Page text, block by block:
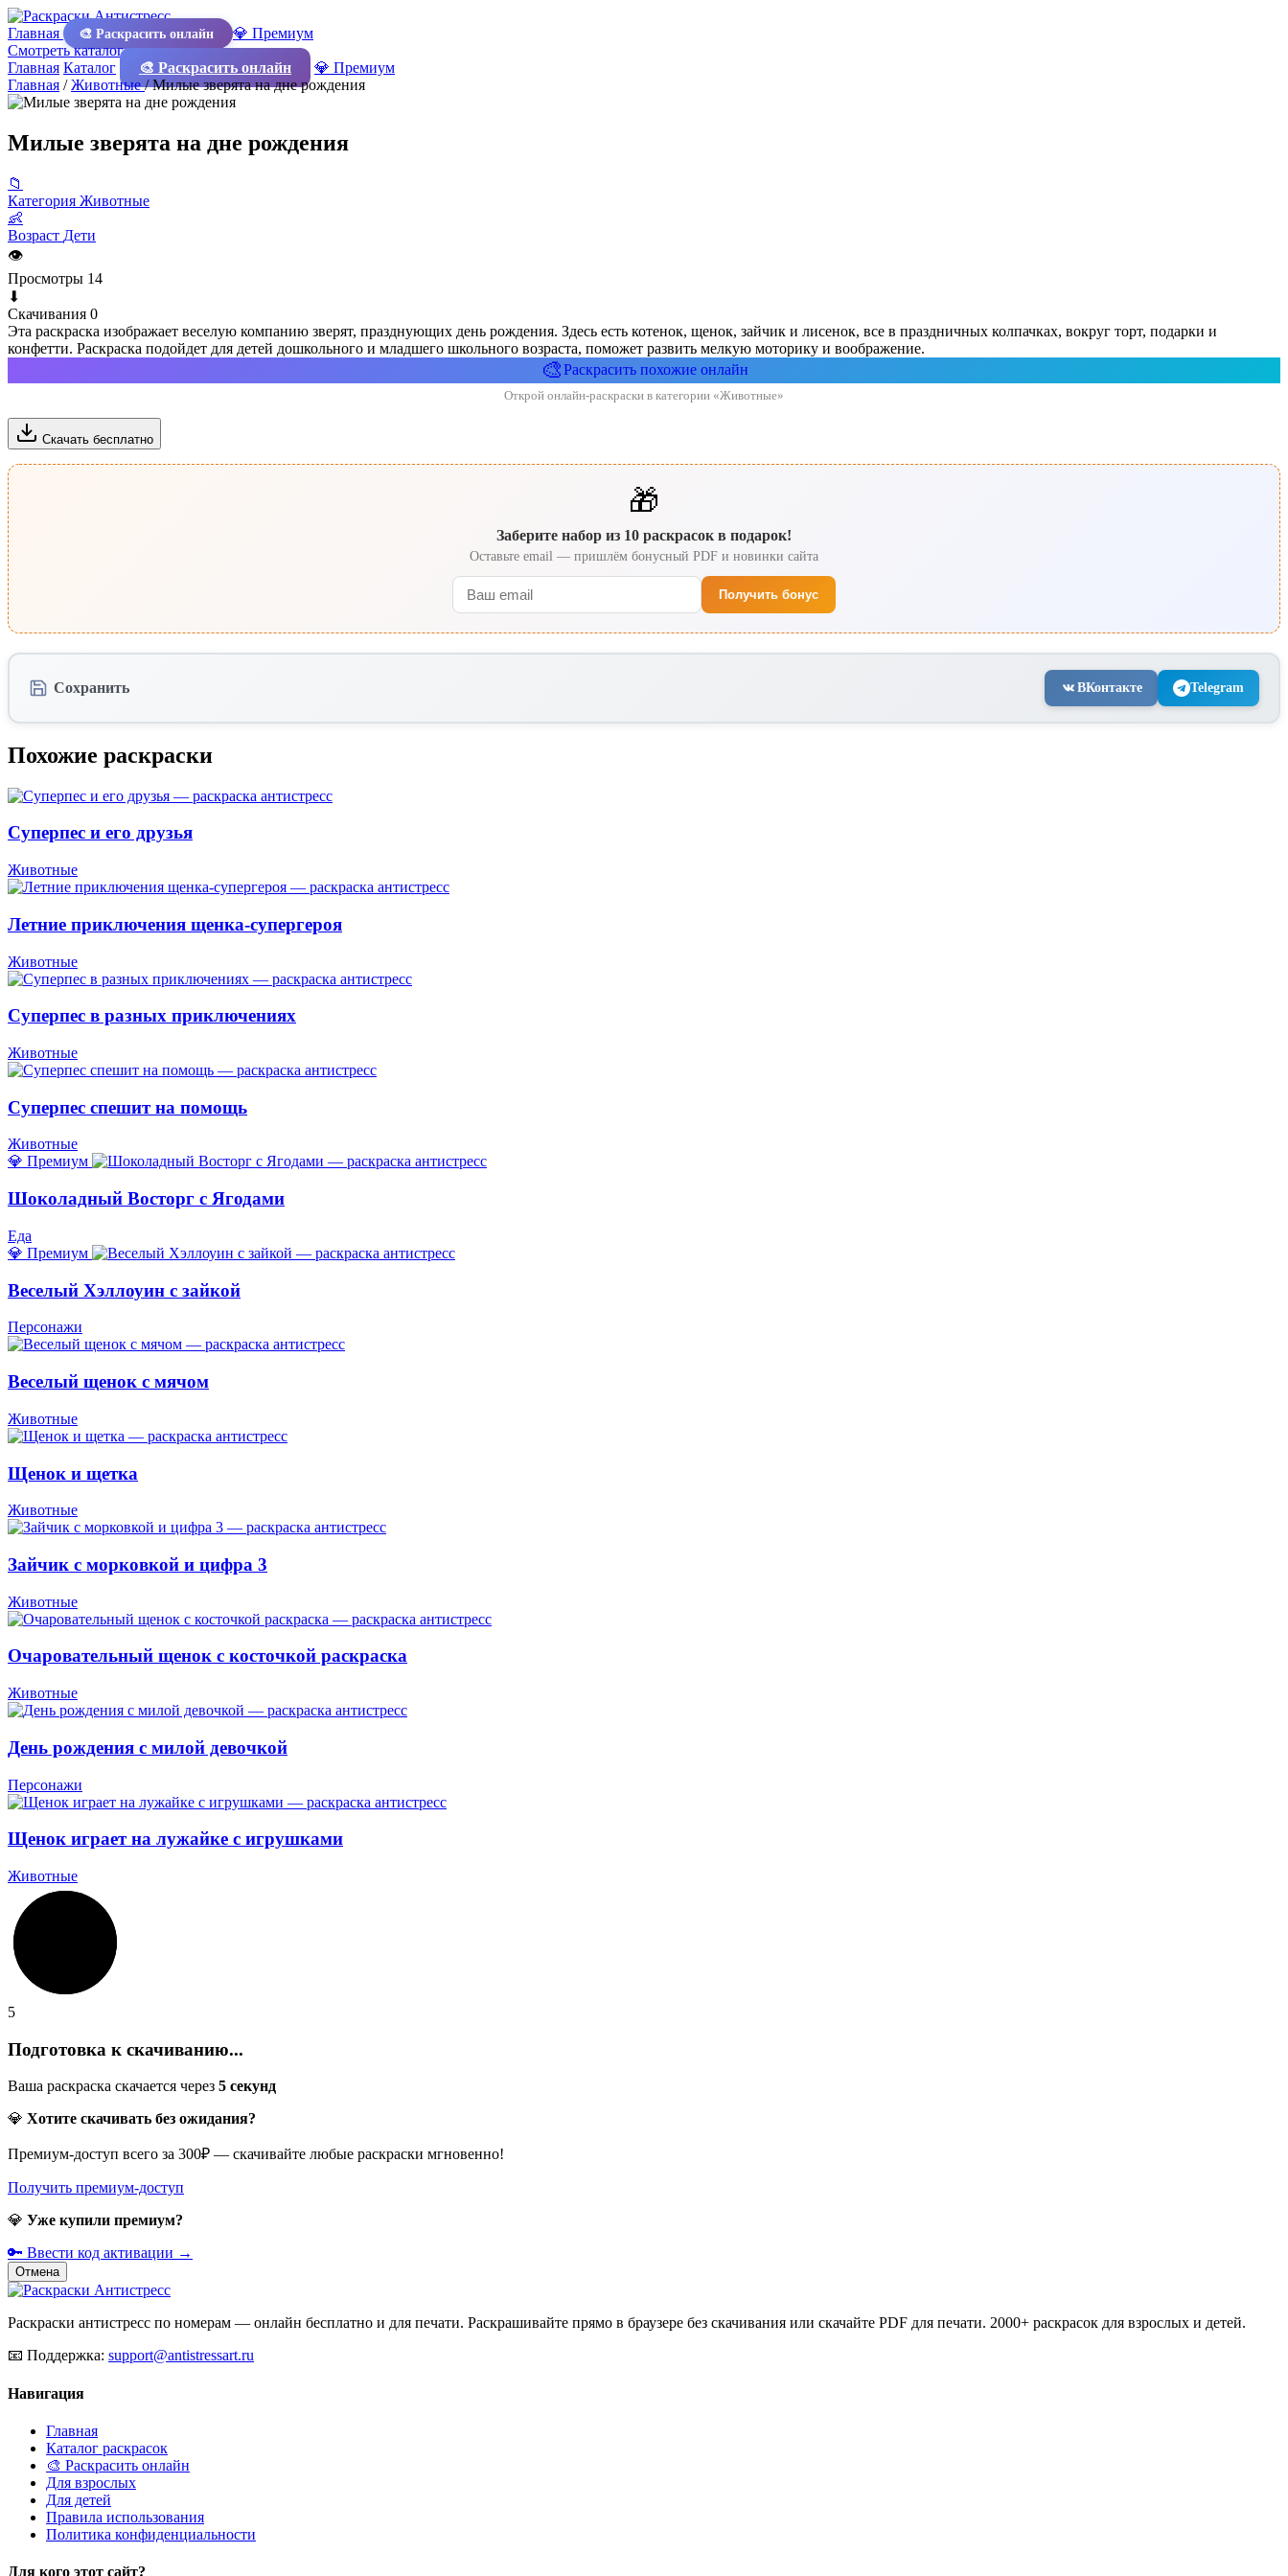
Главная 🎨 Раскрасить онлайн
💎 Премиум
Смотреть каталог
Главная Каталог 🎨 Раскрасить онлайн
💎 Премиум
Главная /Животные/Милые зверята на дне рождения
Милые зверята на дне рождения
📁
Категория Животные
👶
Возраст Дети
👁
Просмотры 14
⬇
Скачивания 0
Эта раскраска изображает веселую компанию зверят, празднующих день рождения. Здесь есть котенок, щенок, зайчик и лисенок, все в праздничных колпачках, вокруг торт, подарки и
конфетти. Раскраска подойдет для детей дошкольного и младшего школьного возраста, поможет развить мелкую моторику и воображение.
🎨Раскрасить похожие онлайн
Открой онлайн-раскраски в категории «Животные»
Скачать бесплатно
🎁
Заберите набор из 10 раскрасок в подарок!
Оставьте email — пришлём бонусный PDF и новинки сайта
Получить бонус
Сохранить ВКонтакте Telegram
Похожие раскраски
Суперпес и его друзья
Животные
Летние приключения щенка-супергероя
Животные
Суперпес в разных приключениях
Животные
Суперпес спешит на помощь
Животные
💎 Премиум
Шоколадный Восторг с Ягодами
Еда
💎 Премиум
Веселый Хэллоуин с зайкой
Персонажи
Веселый щенок с мячом
Животные
Щенок и щетка
Животные
Зайчик с морковкой и цифра 3
Животные
Очаровательный щенок с косточкой раскраска
Животные
День рождения с милой девочкой
Персонажи
Щенок играет на лужайке с игрушками
Животные
5
Подготовка к скачиванию...
Ваша раскраска скачается через 5 секунд
💎 Хотите скачивать без ожидания?
Премиум-доступ всего за 300₽ — скачивайте любые раскраски мгновенно!
Получить премиум-доступ
💎 Уже купили премиум?
🔑 Ввести код активации →
Отмена
Раскраски антистресс по номерам — онлайн бесплатно и для печати. Раскрашивайте прямо в браузере без скачивания или скачайте PDF для печати. 2000+ раскрасок для взрослых и детей.
📧 Поддержка: support@antistressart.ru
Навигация
Главная
Каталог раскрасок
🎨 Раскрасить онлайн
Для взрослых
Для детей
Правила использования
Политика конфиденциальности
Для кого этот сайт?